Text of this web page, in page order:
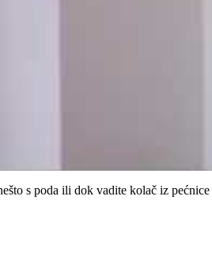
s poda ili dok vadite kolač iz pećnice